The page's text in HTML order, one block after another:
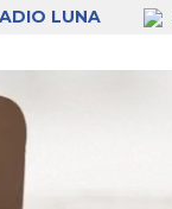
LUNA